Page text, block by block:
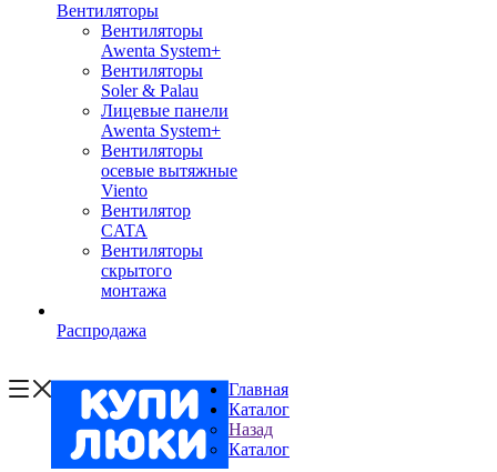
Вентиляторы
Вентиляторы
Awenta System+
Вентиляторы
Soler & Palau
Лицевые панели
Awenta System+
Вентиляторы
осевые вытяжные
Viento
Вентилятор
CATA
Вентиляторы
скрытого
монтажа
Распродажа
Главная
Каталог
Назад
Каталог